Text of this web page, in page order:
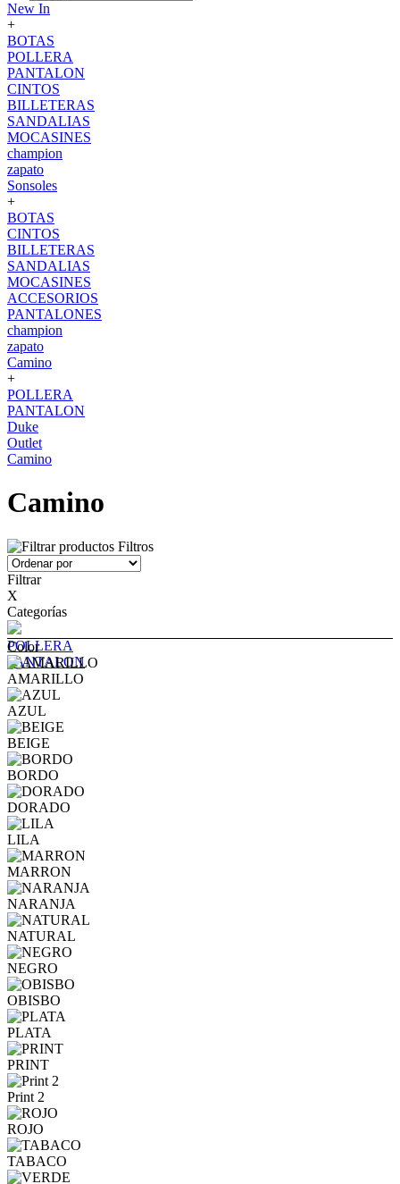
New In
+
BOTAS
POLLERA
PANTALON
CINTOS
BILLETERAS
SANDALIAS
MOCASINES
champion
zapato
Sonsoles
+
BOTAS
CINTOS
BILLETERAS
SANDALIAS
MOCASINES
ACCESORIOS
PANTALONES
champion
zapato
Camino
+
POLLERA
PANTALON
Duke
Outlet
Camino
Camino
Filtros
Filtrar
X
Categorías
POLLERA
PANTALON
Color
AMARILLO
AZUL
BEIGE
BORDO
DORADO
LILA
MARRON
NARANJA
NATURAL
NEGRO
OBISBO
PLATA
PRINT
Print 2
ROJO
TABACO